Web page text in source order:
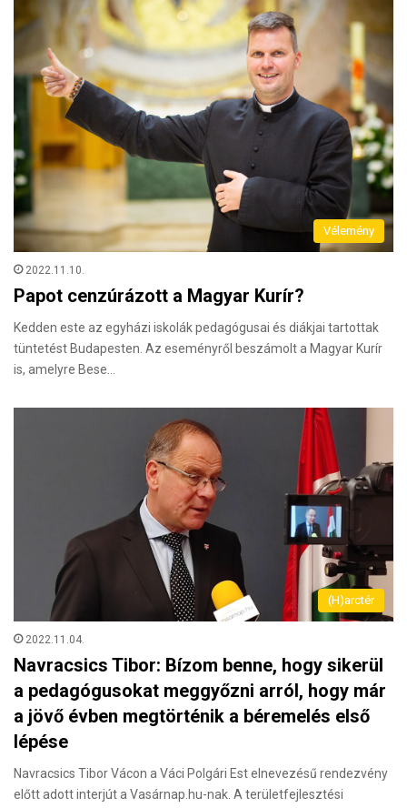
Vélemény
2022.11.10.
Papot cenzúrázott a Magyar Kurír?
Kedden este az egyházi iskolák pedagógusai és diákjai tartottak
tüntetést Budapesten. Az eseményről beszámolt a Magyar Kurír
is, amelyre Bese…
(H)arctér
2022.11.04.
Navracsics Tibor: Bízom benne, hogy sikerül
a pedagógusokat meggyőzni arról, hogy már
a jövő évben megtörténik a béremelés első
lépése
Navracsics Tibor Vácon a Váci Polgári Est elnevezésű rendezvény
előtt adott interjút a Vasárnap.hu-nak. A területfejlesztési